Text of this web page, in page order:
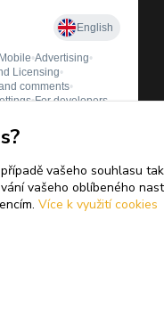
vašeho souhlasu
vašeho oblíbeného
Více k využití cookies